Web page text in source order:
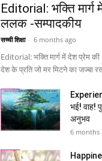
Editorial: भक्ति
ललक -सम्पादकीय
सच्ची शिक्षा - 6 months ago
Editorial: भक्ति मार्ग में देश प्रेम
देश के प्रति जो मर मिटने का जज्बा
भई! वाह!
अनुभव
6 months